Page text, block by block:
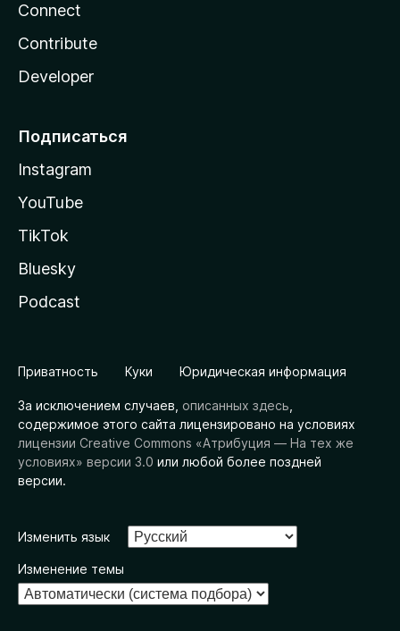
Connect
Contribute
Developer
Подписаться
Instagram
YouTube
TikTok
Bluesky
Podcast
Приватность Куки Юридическая информация
За исключением случаев, описанных здесь
содержимое этого сайта лицензировано на условиях
лицензии Creative Commons «Атрибуция — На тех же
условиях» версии 3.0 или любой более поздней
версии.
Изменить язык
Изменение темы